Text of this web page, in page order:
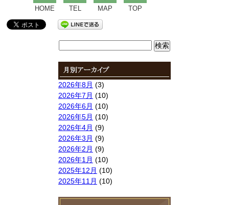
HOME TEL MAP TOP
2026年8月 (3)
2026年7月 (10)
2026年6月 (10)
2026年5月 (10)
2026年4月 (9)
2026年3月 (9)
2026年2月 (9)
2026年1月 (10)
2025年12月 (10)
2025年11月 (10)